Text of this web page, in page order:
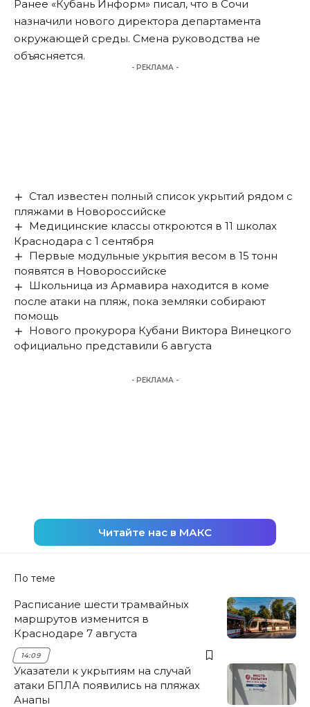
Ранее «Кубань Информ» писал, что в Сочи
назначили нового директора департамента
окружающей среды. Смена руководства не
объясняется.
- РЕКЛАМА -
Стал известен полный список укрытий рядом с
пляжами в Новороссийске
Медицинские классы откроются в 11 школах
Краснодара с 1 сентября
Первые модульные укрытия весом в 15 тонн
появятся в Новороссийске
Школьница из Армавира находится в коме
после атаки на пляж, пока земляки собирают
помощь
Нового прокурора Кубани Виктора Винецкого
официально представили 6 августа
- РЕКЛАМА -
Читайте нас в МАКС
По теме
Расписание шести трамвайных
маршрутов изменится в
Краснодаре 7 августа
14:09
Указатели к укрытиям на случай
атаки БПЛА появились на пляжах
Анапы